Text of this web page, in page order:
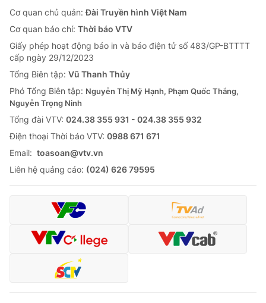
Cơ quan chủ quản:Đài Truyền hình Việt Nam
Cơ quan báo chí: Thời báo VTV
Giấy phép hoạt động báo in và báo điện tử số 483/GP-BTTTT
cấp ngày 29/12/2023
Tổng Biên tập: Vũ Thanh Thủy
Phó Tổng Biên tập: Nguyễn Thị Mỹ Hạnh, Phạm Quốc Thắng,
Nguyễn Trọng Ninh
Tổng đài VTV: 024.38 355 931 - 024.38 355 932
Ðiện thoại Thời báo VTV: 0988 671 671
Email: toasoan@vtv.vn
Liên hệ quảng cáo: (024) 626 79595